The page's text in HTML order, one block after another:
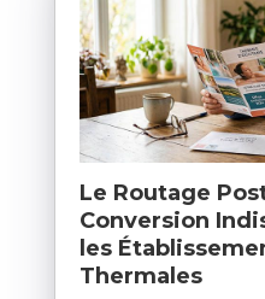
Le Routage
Conversion
les
Thermales